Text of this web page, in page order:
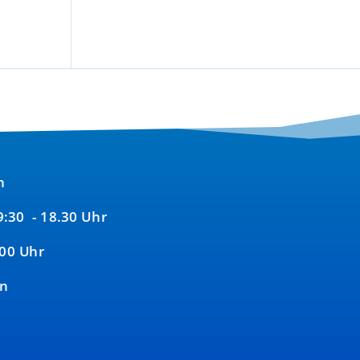
- 18.30 Uhr
Uhr